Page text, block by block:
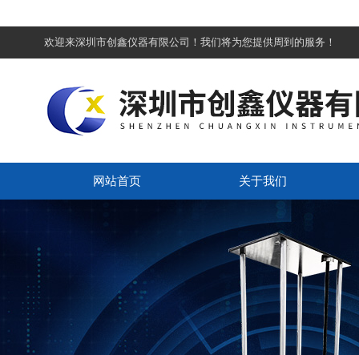
欢迎来深圳市创鑫仪器有限公司！我们将为您提供周到的服务！
网站首页 关于我们